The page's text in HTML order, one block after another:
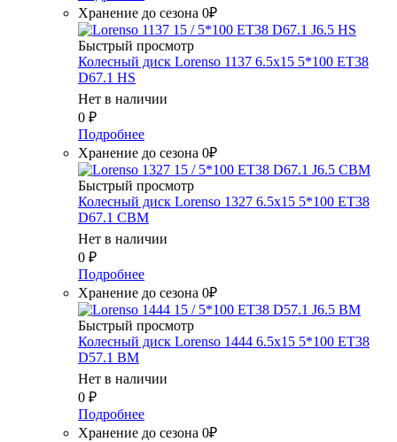
Хранение до сезона 0₽
Быстрый просмотр
Колесный диск Lorenso 1137 6.5x15 5*100 ET38
D67.1 HS
Нет в наличии
0 ₽
Подробнее
Хранение до сезона 0₽
Быстрый просмотр
Колесный диск Lorenso 1327 6.5x15 5*100 ET38
D67.1 CBM
Нет в наличии
0 ₽
Подробнее
Хранение до сезона 0₽
Быстрый просмотр
Колесный диск Lorenso 1444 6.5x15 5*100 ET38
D57.1 BM
Нет в наличии
0 ₽
Подробнее
Хранение до сезона 0₽